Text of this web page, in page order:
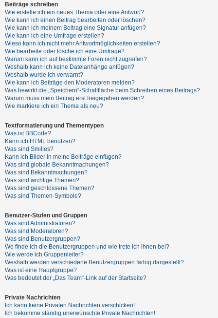
U
n
b
e
a
n
t
w
o
r
t
e
t
e
T
h
m
e
n
A
k
t
i
Beiträge schreiben
Wie erstelle ich ein neues Thema oder eine Antwort?
Wie kann ich einen Beitrag bearbeiten oder löschen?
Wie kann ich meinem Beitrag eine Signatur anfügen?
Wie kann ich eine Umfrage erstellen?
Wieso kann ich nicht mehr Antwortmöglichkeiten erstellen?
Wie bearbeite oder lösche ich eine Umfrage?
Warum kann ich auf bestimmte Foren nicht zugreifen?
Weshalb kann ich keine Dateianhänge anfügen?
Weshalb wurde ich verwarnt?
Wie kann ich Beiträge den Moderatoren melden?
Was bewirkt die „Speichern“-Schaltfläche beim Schreiben eines Beitrags?
Warum muss mein Beitrag erst freigegeben werden?
Wie markiere ich ein Thema als neu?
Textformatierung und Thementypen
Was ist BBCode?
Kann ich HTML benutzen?
Was sind Smilies?
Kann ich Bilder in meine Beiträge einfügen?
Was sind globale Bekanntmachungen?
Was sind Bekanntmachungen?
Was sind wichtige Themen?
Was sind geschlossene Themen?
Was sind Themen-Symbole?
Benutzer-Stufen und Gruppen
Was sind Administratoren?
Was sind Moderatoren?
Was sind Benutzergruppen?
Wo finde ich die Benutzergruppen und wie trete ich ihnen bei?
Wie werde ich Gruppenleiter?
Weshalb werden verschiedene Benutzergruppen farbig dargestellt?
Was ist eine Hauptgruppe?
Was bedeutet der „Das Team“-Link auf der Startseite?
Private Nachrichten
Ich kann keine Privaten Nachrichten verschicken!
Ich bekomme ständig unerwünschte Private Nachrichten!